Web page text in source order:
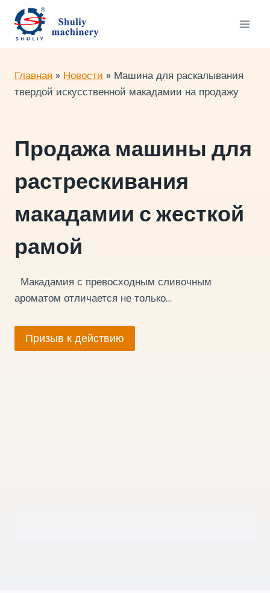
Перейти
содержимому
Главная » Новости » Машина для раскалывания
твердой искусственной макадамии на продажу
Продажа машины для
растрескивания
макадамии с жесткой
рамой
Макадамия с превосходным сливочным
ароматом отличается не только…
Призыв к действию